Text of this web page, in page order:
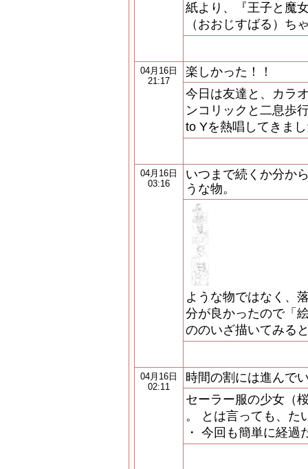
紙より、『王子と魔
（おおじすばる）ち
04月16日
21:17
楽しかった！！
今日は友達と、カラ
ンコリックと二息歩
to Yを熱唱してきま
04月16日
03:16
いつまで続くか分か
うな物。
ような物ではなく、
分が良かったので「
ののいざ描いてみる
04月16日
02:11
時間の割には進んで
セーラー服の少女（
。 とは言っても、た
・ 今回も簡単に経